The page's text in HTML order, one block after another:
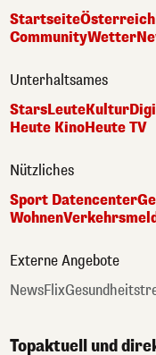
StartseiteÖsterreich
CommunityWetter
Unterhaltsames
StarsLeuteKultur
Heute KinoHeute TV
Nützliches
Sport Datencenter
Wohnen
Externe Angebote
NewsFlix
Topaktuell und